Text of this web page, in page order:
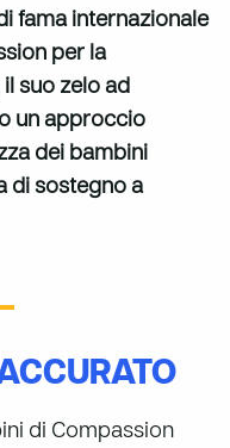
fama internazionale
per la
suo zelo ad
un approccio
dei bambini
di sostegno a
di Compassion